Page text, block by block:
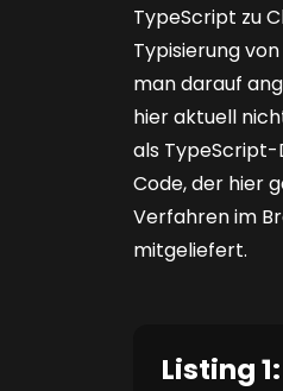
TypeScript zu
Typisierung
man darauf
hier aktuell
als TypeScript-
Code, der hier
Verfahren im
mitgeliefert.
Listing